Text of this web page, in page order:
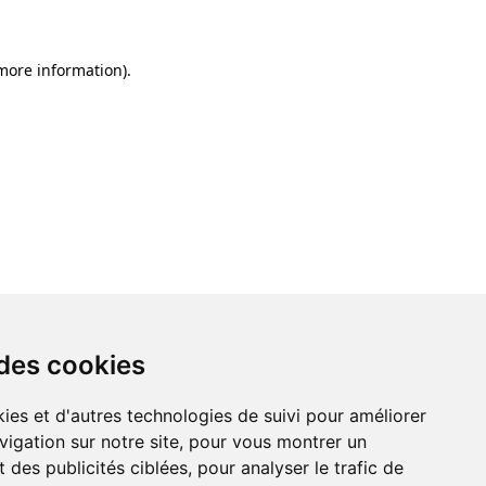
cookies
et d'autres technologies de suivi pour améliorer
sur notre site, pour vous montrer un
des publicités ciblées, pour analyser le trafic de
information).